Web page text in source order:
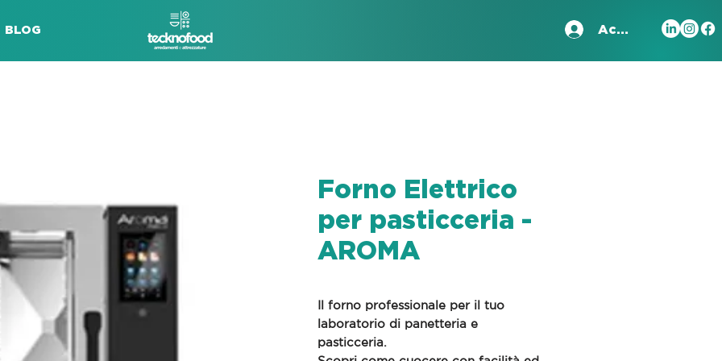
BLOG Accedi
Forno Elettrico
per pasticceria -
AROMA
Il forno professionale per il tuo
laboratorio di panetteria e
pasticceria.